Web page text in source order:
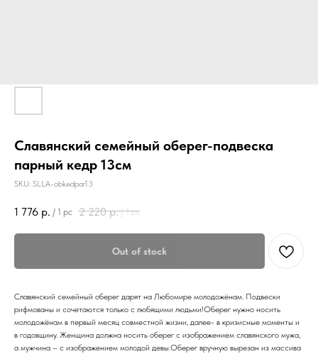
Славянский семейный оберег-подвеска
парный кедр 13см
SKU: SLLA-obkedpar13
1 776 р. / 1 pc 2 220 р. / 1 pc
Out of stock
Славянский семейный оберег дарят на Любомире молодожёнам. Подвески
рифмованы и сочетаются только с любящими людьми!Оберег нужно носить
молодожёнам в первый месяц совместной жизни, далее- в кризисные моменты и
в годовщину. Женщина должна носить оберег с изображением славянского мужа,
а мужчина – с изображением молодой девы.Оберег вручную вырезан из массива